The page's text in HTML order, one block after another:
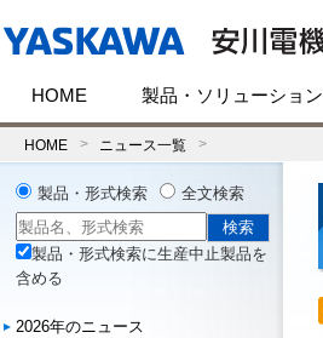
HOME 製品・ソリューション
HOME ニュース一覧
製品・形式検索 全文検索
製品・形式検索に生産中止製品を
含める
2026年のニュース